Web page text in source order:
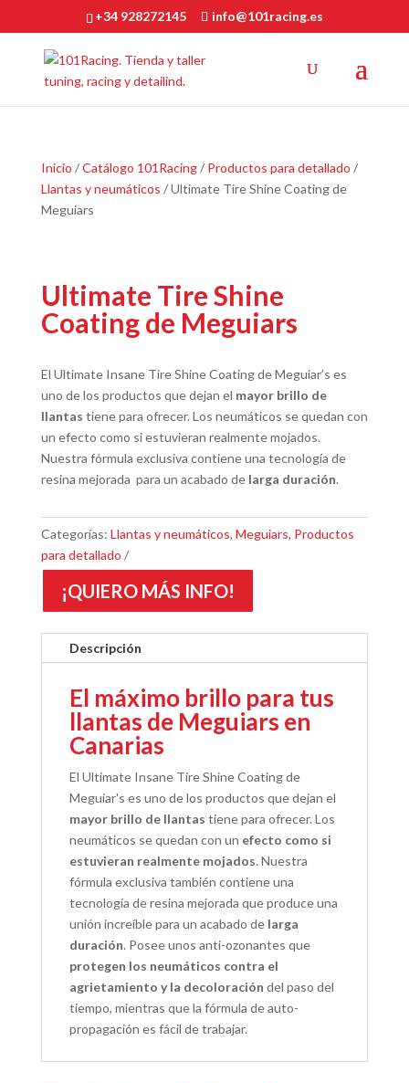
+34 928272145 info@101racing.es
Inicio /Catálogo 101Racing/ Productos para detallado /
Llantas y neumáticos / Ultimate Tire Shine Coating de
Meguiars
Ultimate Tire Shine
Coating de Meguiars
El Ultimate Insane Tire Shine Coating de Meguiar’s es
uno de los productos que dejan el mayor brillo de
llantas tiene para ofrecer. L os neumáticos se quedan con
un efecto como si estuvieran realmente mojados.
Nuestra fórmula exclusiva contiene una tecnología de
resina mejorada para un acabado de larga duración.
Categorías: Llantas y neumáticos, Meguiars, Productos
para detallado
¡QUIERO MÁS INFO!
Descripción
El máximo brillo para tus
llantas de Meguiars en
Canarias
El Ultimate Insane Tire Shine Coating de
Meguiar's es uno de los productos que dejan el
mayor brillo de llantas tiene para ofrecer. Los
neumáticos se quedan con un efecto como si
estuvieran realmente mojados.Nuestra
fórmula exclusiva también contiene una
tecnología de resina mejorada que produce una
unión increíble para un acabado de larga
duración. Posee unos anti-ozonantes que
protegen los neumáticos contra el
agrietamiento y la decoloración del paso del
tiempo, mientras que la fórmula de auto-
propagación es fácil de trabajar.